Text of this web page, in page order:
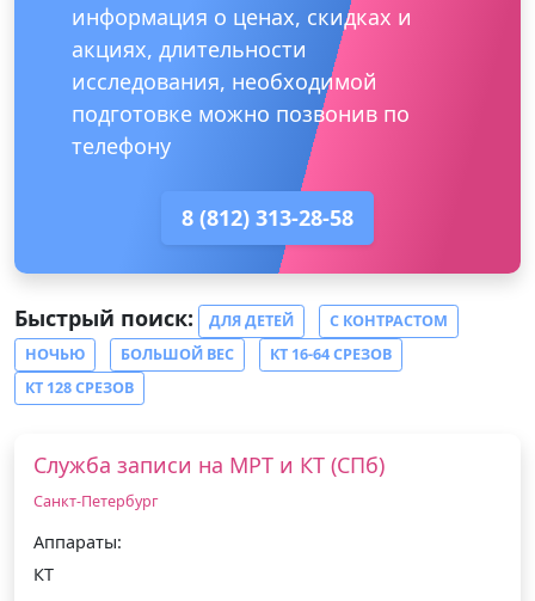
информация о ценах, скидках и
акциях, длительности
исследования, необходимой
подготовке можно позвонив по
телефону
8 (812) 313-28-58
Быстрый поиск: ДЛЯ ДЕТЕЙ
С КОНТРАСТОМ
НОЧЬЮ
БОЛЬШОЙ ВЕС
КТ 16-64 СРЕЗОВ
КТ 128 СРЕЗОВ
Служба записи на МРТ и КТ (СПб)
Санкт-Петербург
Аппараты:
КТ